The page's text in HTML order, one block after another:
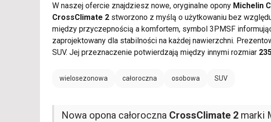
W naszej ofercie znajdziesz nowe, oryginalne opony Michelin
CrossClimate 2 stworzono z myślą o użytkowaniu bez
między przyczepnością a komfortem, symbol 3PMSF
zaprojektowany dla stabilności na każdej nawierzchni.
SUV. Jej przeznaczenie potwierdzają między innymi rozmiar
wielosezonowa całoroczna osobowa SUV
Nowa opona całoroczna CrossClimate 2 marki